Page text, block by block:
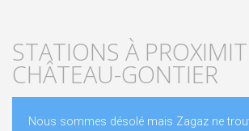
STATIONS À
CHÂTEAU-GONTIER
Nous sommes désolé mais Zagaz ne